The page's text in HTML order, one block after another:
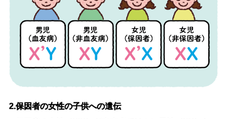
2.保因者の女性の子供への遺伝